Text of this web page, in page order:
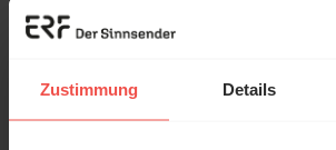
Zustimmung Details
Natürlich muss es
unterschiedliche